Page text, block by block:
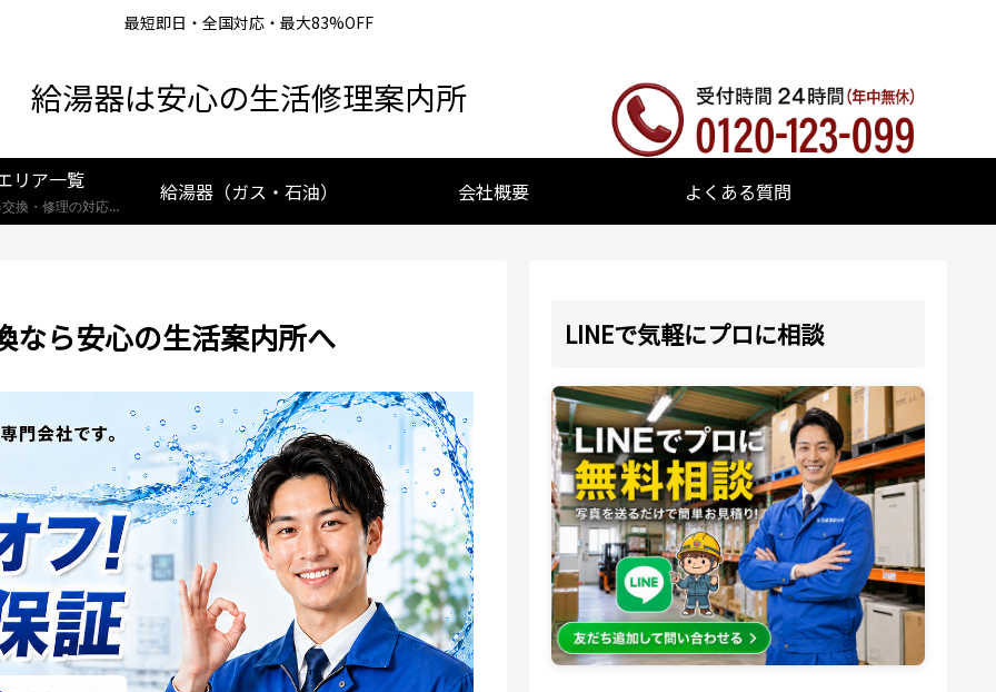
最短即日・全国対応・最大83%OFF
給湯器は安心の生活修理案内所
リア一覧
【全国対応】給湯器交換・修理の対応エリア一覧。北海道から沖縄まで、創業25年の実績あるプロが最短即日で駆けつけます。リンナイ・ノーリツ・パロマなど全メーカー対応。お住まいの地域の施工事例や費用相場をご確認いただけます。
給湯器（ガス・石油） 会社概要 よくある質問
なら安心の生活案内所へ LINEで気軽にプロに相談